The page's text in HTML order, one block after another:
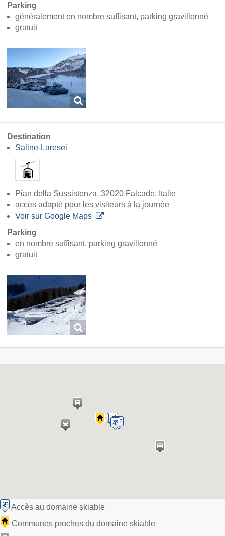
Parking
généralement en nombre suffisant, parking gravillonné
gratuit
Destination
Saline-Laresei
Pian della Sussistenza, 32020 Falcade, Italie
accès adapté pour les visiteurs à la journée
Voir sur Google Maps
Parking
en nombre suffisant, parking gravillonné
gratuit
Accès au domaine skiable
Communes proches du domaine skiable